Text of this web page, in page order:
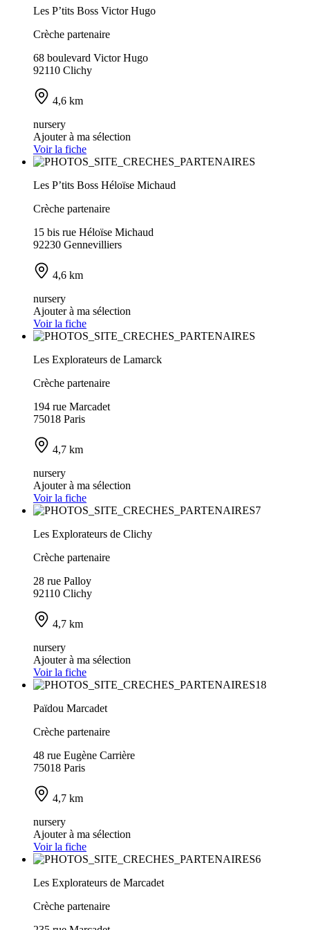
Les P’tits Boss Victor Hugo
Crèche partenaire
68 boulevard Victor Hugo
92110 Clichy
4,6 km
nursery
Ajouter à ma sélection
Voir la fiche
Les P’tits Boss Héloïse Michaud
Crèche partenaire
15 bis rue Héloïse Michaud
92230 Gennevilliers
4,6 km
nursery
Ajouter à ma sélection
Voir la fiche
Les Explorateurs de Lamarck
Crèche partenaire
194 rue Marcadet
75018 Paris
4,7 km
nursery
Ajouter à ma sélection
Voir la fiche
Les Explorateurs de Clichy
Crèche partenaire
28 rue Palloy
92110 Clichy
4,7 km
nursery
Ajouter à ma sélection
Voir la fiche
Païdou Marcadet
Crèche partenaire
48 rue Eugène Carrière
75018 Paris
4,7 km
nursery
Ajouter à ma sélection
Voir la fiche
Les Explorateurs de Marcadet
Crèche partenaire